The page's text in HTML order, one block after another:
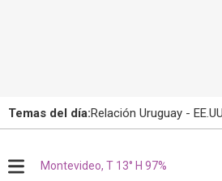
Temas del día:Relación Uruguay - EE.UU.
Montevideo, T 13° H 97%